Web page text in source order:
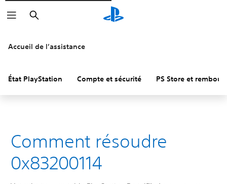
Rechercher
Accueil de l’assistance
État PlayStation Compte et sécurité PS Store et
Comment résoudre
0x83200114